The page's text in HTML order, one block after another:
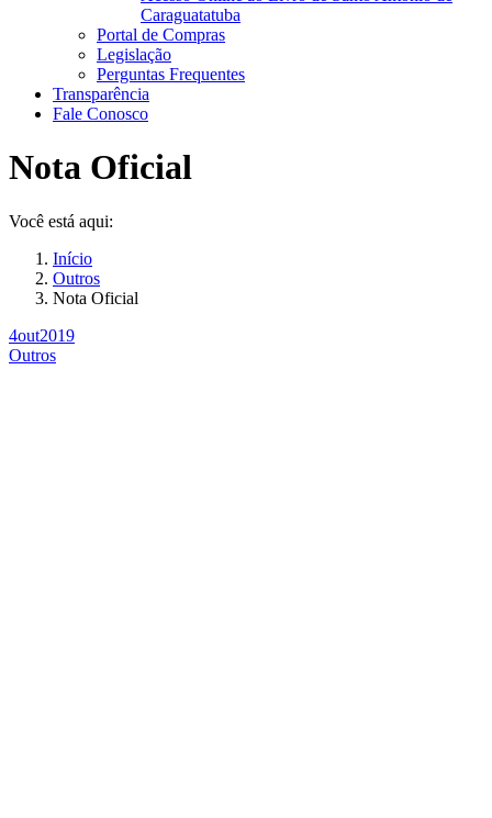
Caraguatatuba
Portal de Compras
Legislação
Perguntas Frequentes
Transparência
Fale Conosco
Nota Oficial
Você está aqui:
Início
Outros
Nota Oficial
4out2019
Outros